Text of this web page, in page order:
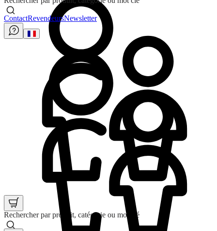
Rechercher par produit, catégorie ou mot clé
ContactRevendeursNewsletter